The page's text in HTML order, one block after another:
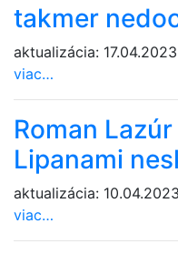
takmer
aktualizácia: 17.04.2023
viac…
Roman
Lipanami
aktualizácia: 10.04.2023
viac…